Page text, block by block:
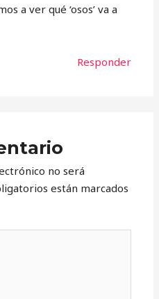
a ver qué ‘osos’ va a
Responder
no será
están marcados